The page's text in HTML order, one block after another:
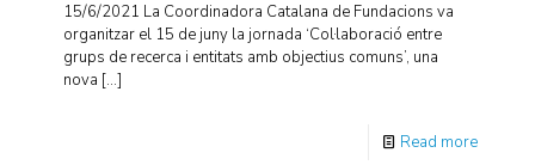
15/6/2021 La Coordinadora Catalana de Fundacions va
organitzar el 15 de juny la jornada ‘Col·laboració entre
grups de recerca i entitats amb objectius comuns’, una
nova […]
Read more